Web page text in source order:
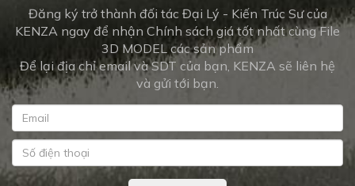
Đăng ký trở thành đối tác Đại Lý - Kiến Trúc Sư của
KENZA ngay để nhận Chính sách giá tốt nhất cùng File
3D MODEL các sản phẩm
Để lại địa chỉ email và SDT của bạn, KENZA sẽ liên hệ
và gửi tới bạn.